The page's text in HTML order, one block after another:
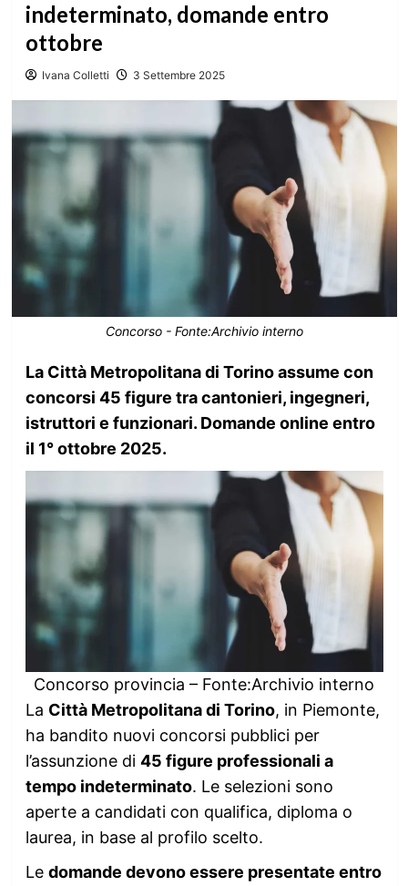
indeterminato, domande entro
ottobre
Ivana Colletti 3 Settembre 2025
Concorso - Fonte:Archivio interno
La Città Metropolitana di Torino assume con
concorsi 45 figure tra cantonieri, ingegneri,
istruttori e funzionari. Domande online entro
il 1° ottobre 2025.
Concorso provincia – Fonte:Archivio interno
La Città Metropolitana di Torino, in Piemonte,
ha bandito nuovi concorsi pubblici per
l’assunzione di 45 figure professionali a
tempo indeterminato. Le selezioni sono
aperte a candidati con qualifica, diploma o
laurea, in base al profilo scelto.
Le domande devono essere presentate entro